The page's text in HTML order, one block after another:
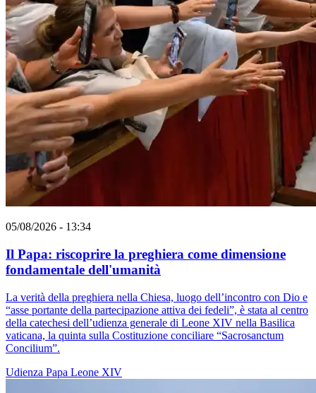
05/08/2026 - 13:34
Il Papa: riscoprire la preghiera come dimensione
fondamentale dell'umanità
La verità della preghiera nella Chiesa, luogo dell’incontro con Dio e
“asse portante della partecipazione attiva dei fedeli”, è stata al centro
della catechesi dell’udienza generale di Leone XIV nella Basilica
vaticana, la quinta sulla Costituzione conciliare “Sacrosanctum
Concilium”.
Udienza Papa Leone XIV